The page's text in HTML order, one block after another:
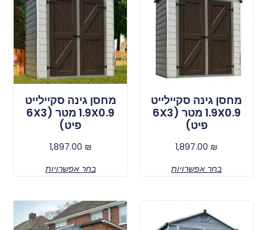
מחסן גינה סקיילייט
1.9X0.9 מטר (6X3
פיט)
1,897.00 ₪
בחר אפשרויות
מחסן גינה סקיילייט
1.9X0.9 מטר (6X3
פיט)
1,897.00 ₪
בחר אפשרויות